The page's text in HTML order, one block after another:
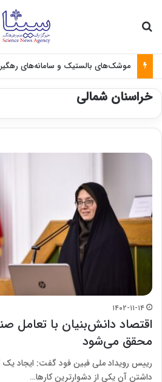
خراسنان شمالی
۱۴۰۲-۱۱-۱۴
اقتصاد دانش‌بنیان با تعامل
محقق می‌شود
رییس رویداد ملی فبین فود گفت: ایجاد یک
داشتن آن یکی از دشوارترین کارها…